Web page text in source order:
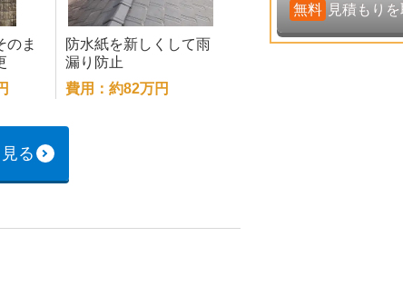
のま
防水紙を新しくして雨
漏り防止
費用：約82万円
る
無料 見積もり